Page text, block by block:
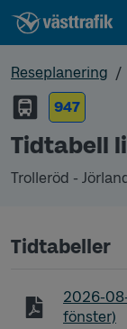
Reseplanering
947
Tidtabell
Trolleröd -
Tidtabeller
Tidtabell
2026-
fönster)